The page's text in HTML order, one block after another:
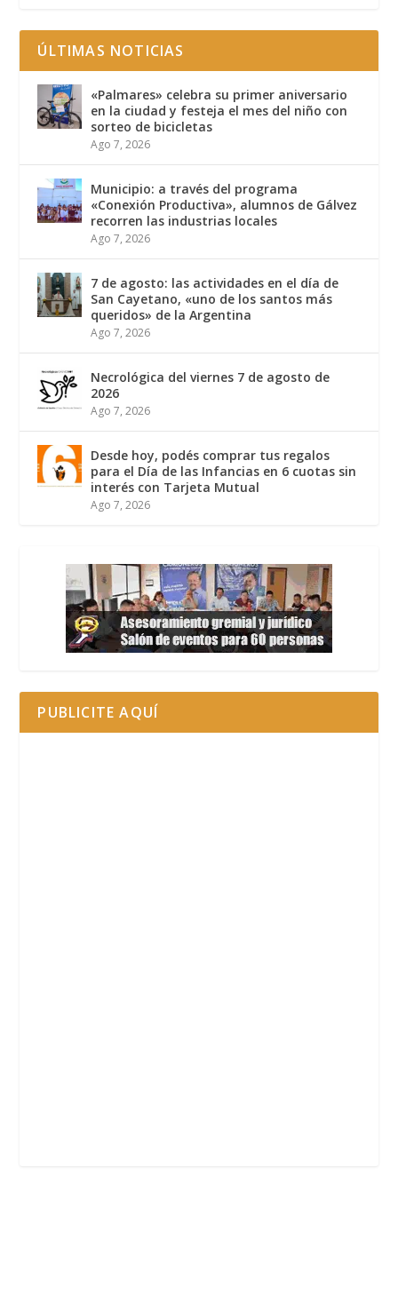
ÚLTIMAS NOTICIAS
«Palmares» celebra su primer aniversario
en la ciudad y festeja el mes del niño con
sorteo de bicicletas
Ago 7, 2026
Municipio: a través del programa
«Conexión Productiva», alumnos de Gálvez
recorren las industrias locales
Ago 7, 2026
7 de agosto: las actividades en el día de
San Cayetano, «uno de los santos más
queridos» de la Argentina
Ago 7, 2026
Necrológica del viernes 7 de agosto de
2026
Ago 7, 2026
Desde hoy, podés comprar tus regalos
para el Día de las Infancias en 6 cuotas sin
interés con Tarjeta Mutual
Ago 7, 2026
PUBLICITE AQUÍ